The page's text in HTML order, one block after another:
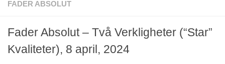
FADER ABSOLUT
Fader Absolut – Två Verkligheter (“Star”
Kvaliteter), 8 april, 2024